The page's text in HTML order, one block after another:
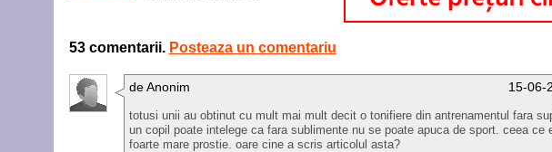
53 comentarii. Posteaza un comentariu
15-06-
de Anonim
totusi unii au obtinut cu mult mai mult decit o tonifiere din antrenamentul fara
un copil poate intelege ca fara sublimente nu se poate apuca de sport. ceea ce
foarte mare prostie. oare cine a scris articolul asta?